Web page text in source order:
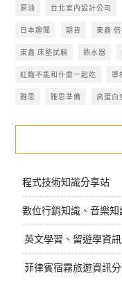
原油 台北室內設計公司
日本趣聞 期貨 東鑫
東鑫 床墊試躺 熱水器
紅麴不能和什麼一起吃 罩
雅思 雅思準備 高蛋白
程式技術知識分享站
數位行銷知識、音樂知
英文學習、留遊學資
菲律賓宿霧旅遊資訊